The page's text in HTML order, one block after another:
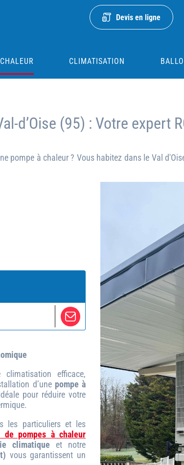
Devis en ligne
CLIMATISATION
d’Oise (95) : Votre expert
pompe à chaleur ? Vous habitez dans le Val
efficace,
d’une pompe à
pour réduire votre
les particuliers et les
de pompes à chaleur
climatique et notre
vous garantissent un